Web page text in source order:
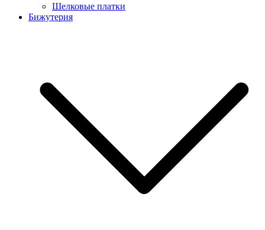
Шелковые платки
Бижутерия